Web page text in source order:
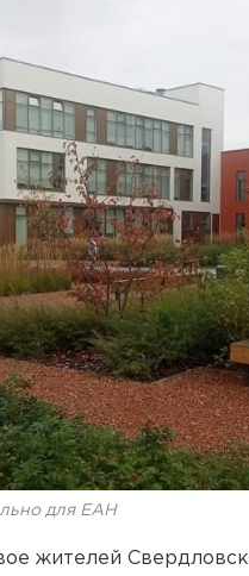
для ЕАН
жителей